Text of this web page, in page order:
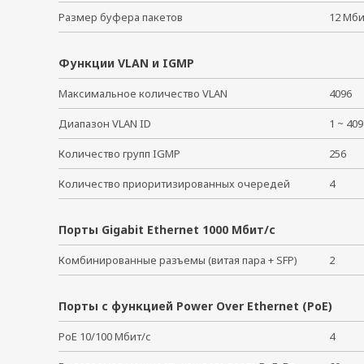
Размер буфера пакетов 12
Функции VLAN и IGMP
Максимальное количество VLAN 4096
Диапазон VLAN ID 1 ~
Количество групп IGMP 256
Количество приоритизированных очередей 4
Порты Gigabit Ethernet 1000 Мбит/с
Комбинированные разъемы (витая пара + SFP) 2
Порты с функцией Power Over Ethernet (PoE)
PoE 10/100 Мбит/с 4